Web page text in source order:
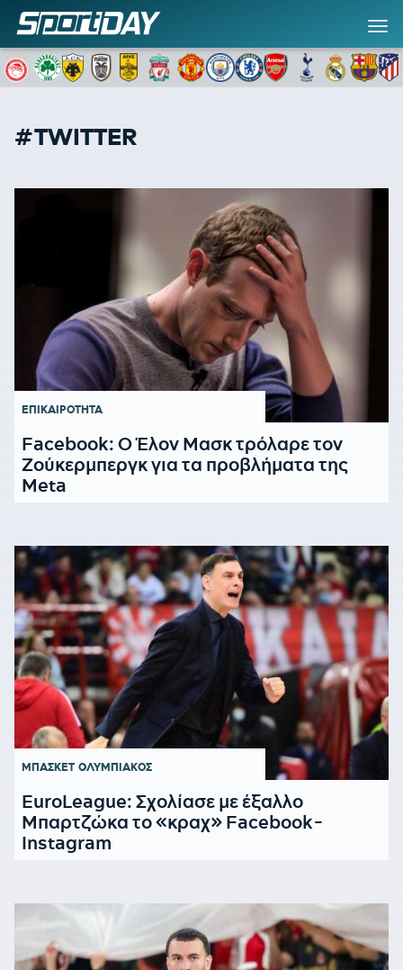
#TWITTER
ΕΠΙΚΑΙΡΟΤΗΤΑ
Facebook: Ο Έλον Μασκ τρόλαρε τον
Ζούκερμπεργκ για τα προβλήματα της
Meta
ΜΠΑΣΚΕΤ ΟΛΥΜΠΙΑΚΟΣ
EuroLeague: Σχολίασε με έξαλλο
Μπαρτζώκα το «κραχ» Facebook-
Instagram